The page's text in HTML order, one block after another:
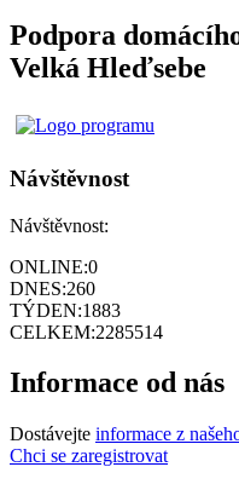
Podpora
Velká Hleďsebe
Návštěvnost
Návštěvnost:
ONLINE:0
DNES:260
TÝDEN:1883
CELKEM:2285514
Informace od nás
Dostávejte informace z
Chci se zaregistrovat